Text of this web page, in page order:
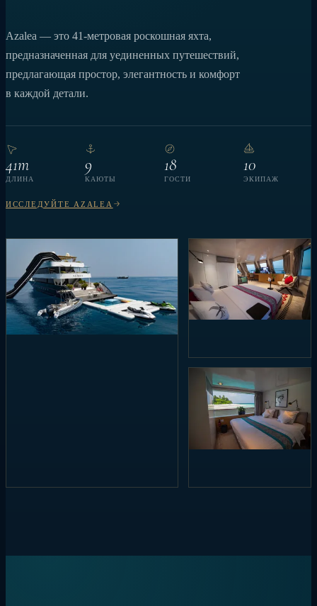
Azalea — это 41-метровая роскошная яхта,
предназначенная для уединенных путешествий,
предлагающая простор, элегантность и комфорт
в каждой детали.
41m
ДЛИНА
9
КАЮТЫ
18
ГОСТИ
10
ЭКИПАЖ
ИССЛЕДУЙТЕ AZALEA